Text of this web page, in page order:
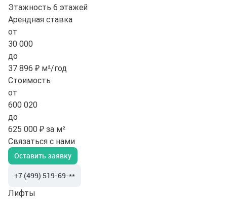
Этажность 6 этажей
Арендная ставка
от
30 000
до
37 896 ₽ м²/год
Стоимость
от
600 020
до
625 000 ₽ за м²
Связаться с нами
Оставить заявку
+7 (499) 519-69-**
Лифты